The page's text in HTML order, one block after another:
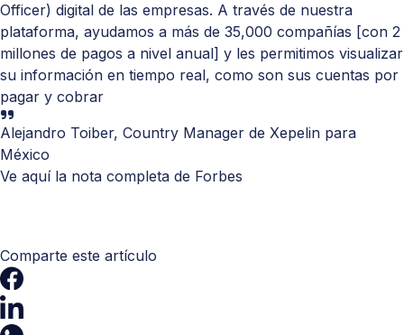
Officer) digital de las empresas. A través de nuestra
plataforma, ayudamos a más de 35,000 compañías [con 2
millones de pagos a nivel anual] y les permitimos visualizar
su información en tiempo real, como son sus cuentas por
pagar y cobrar
Alejandro Toiber, Country Manager de Xepelin para
México
Ve aquí la nota completa de Forbes
Comparte este artículo